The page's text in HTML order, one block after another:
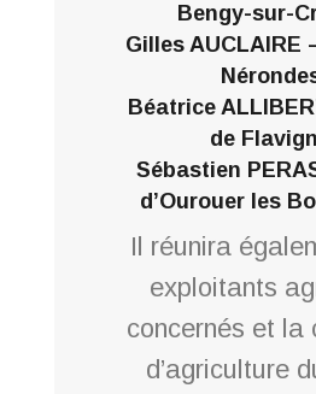
Bengy-sur-
Gilles AUCLAIRE
Béatrice
de
Sébastien
d’Ourouer les
Il réunira
exploitants
concernés et la
d’agriculture